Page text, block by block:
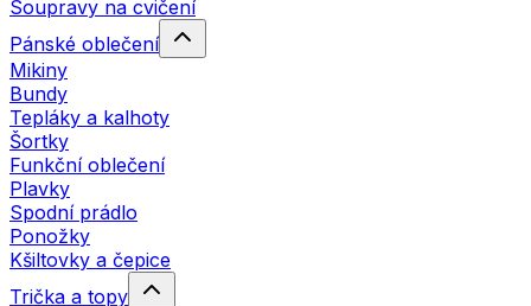
Soupravy na cvičení
Pánské oblečení
Mikiny
Bundy
Tepláky a kalhoty
Šortky
Funkční oblečení
Plavky
Spodní prádlo
Ponožky
Kšiltovky a čepice
Trička a topy